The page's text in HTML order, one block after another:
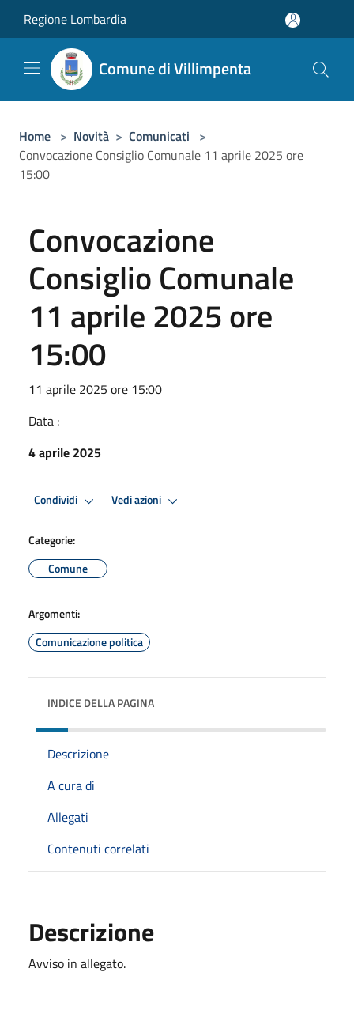
Regione Lombardia
Comune di Villimpenta
Home > Novità > Comunicati >
Convocazione Consiglio Comunale 11 aprile 2025 ore
15:00
Convocazione
Consiglio Comunale
11 aprile 2025 ore
15:00
11 aprile 2025 ore 15:00
Data :
4 aprile 2025
Condividi Vedi azioni
Categorie:
Comune
Argomenti:
Comunicazione politica
INDICE DELLA PAGINA
Descrizione
A cura di
Allegati
Contenuti correlati
Descrizione
Avviso in allegato.